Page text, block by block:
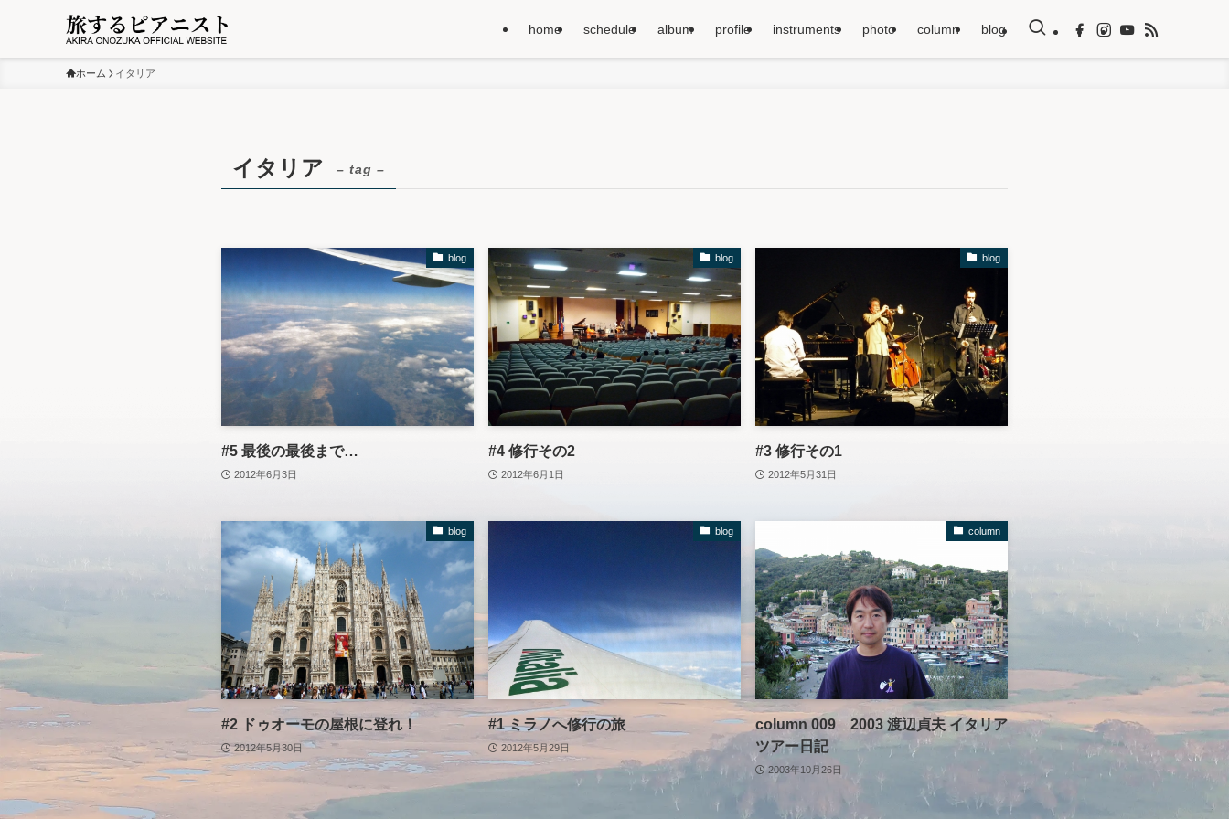
home schedule album profile instruments photo column blog
ホーム イタリア
イタリア – tag –
blog
#5 最後の最後まで…
2012年6月3日
blog
#4 修行その2
2012年6月1日
blog
#3 修行その1
2012年5月31日
blog
#2 ドゥオーモの屋根に登れ！
2012年5月30日
blog
#1 ミラノへ修行の旅
2012年5月29日
column
column 009 2003 渡辺貞夫 イタリア
ツアー日記
2003年10月26日